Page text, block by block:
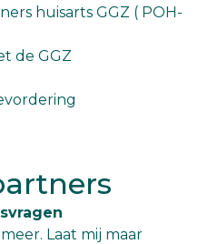
huisarts GGZ ( POH-
de GGZ
Laat mij maar